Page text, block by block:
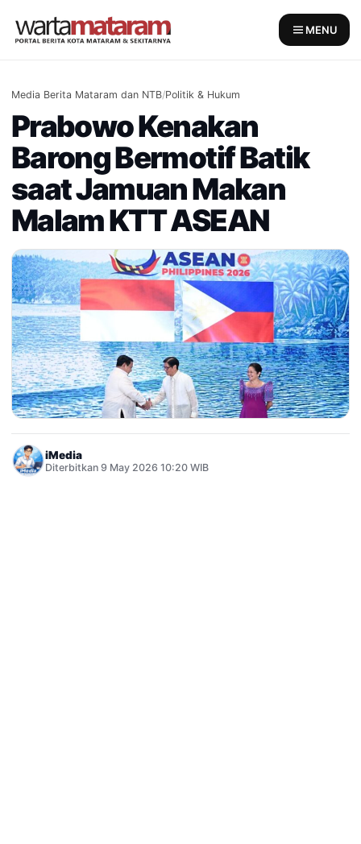
MENU
Media Berita Mataram dan NTB/Politik & Hukum
Prabowo Kenakan
Barong Bermotif Batik
saat Jamuan Makan
Malam KTT ASEAN
iMedia
Diterbitkan 9 May 2026 10:20 WIB